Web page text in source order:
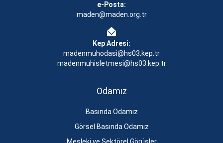
e-Posta:
maden@maden.org.tr
Kep Adresi:
madenmuhodasi@hs03.kep.tr
madenmuhisletmesi@hs03.kep.tr
Odamız
Basında Odamız
Görsel Basında Odamız